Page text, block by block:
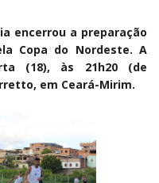
encerrou a preparação
Copa do Nordeste. A
(18), às 21h20 (de
em Ceará-Mirim.